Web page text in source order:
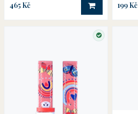
465 Kč DO KOŠÍKU
199 Kč
SKLADEM